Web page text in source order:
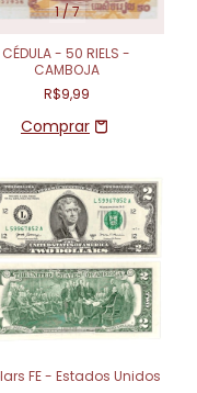
1/7
CÉDULA - 50 RIELS -
CAMBOJA
R$9,99
FE - Estados Unidos